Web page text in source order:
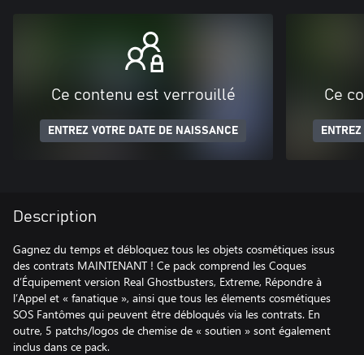
Ce contenu est verrouillé
ENTREZ VOTRE DATE DE NAISSANCE
Ce
Description
Gagnez du temps et débloquez tous les objets cosmétiques issus
des contrats MAINTENANT ! Ce pack comprend les Coques
d’Équipement version Real Ghostbusters, Extreme, Répondre à
l’Appel et « fanatique », ainsi que tous les élements cosmétiques
SOS Fantômes qui peuvent être débloqués via les contrats. En
outre, 5 patchs/logos de chemise de « soutien » sont également
inclus dans ce pack.